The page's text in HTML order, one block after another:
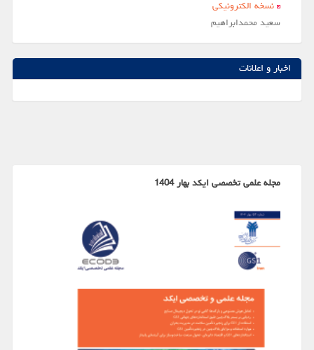
نسخه الکترونیکی
سعيد محمدابراهيم
اخبار و اعلانات
مجله علمی تخصصی ایکد بهار 1404